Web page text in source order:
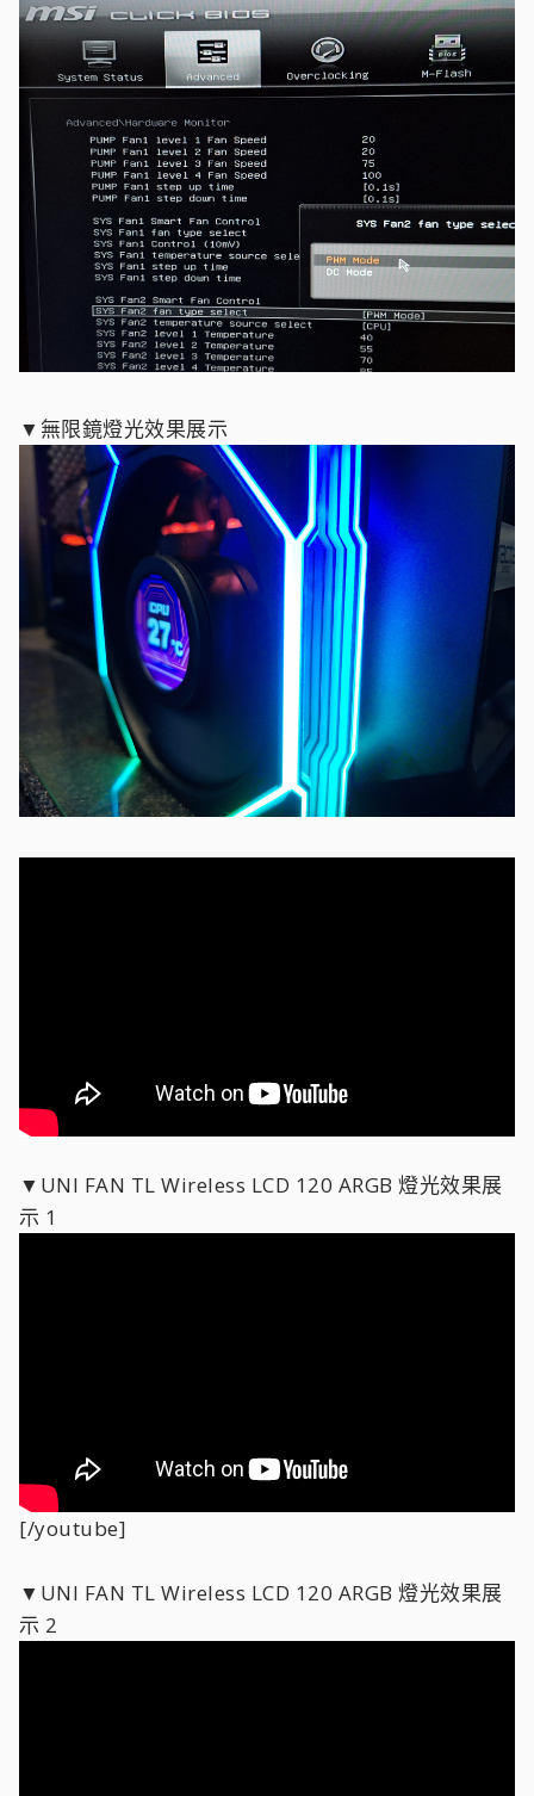
▼無限鏡燈光效果展示
▼UNI FAN TL Wireless LCD 120 ARGB 燈光效果展
示 1
[/youtube]
▼UNI FAN TL Wireless LCD 120 ARGB 燈光效果展
示 2